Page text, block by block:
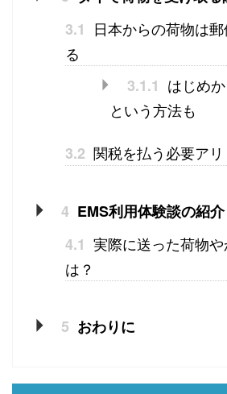
3.1 日本からの荷物は
る
3.1.1 はじめ
という方法も
3.2 関税を払う必要アリ
4 EMS利用体験談の紹介
4.1 実際に送った荷物
は？
5 おわりに